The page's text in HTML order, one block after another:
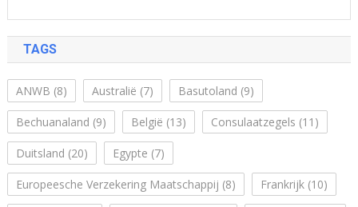
TAGS
ANWB (8) Australië (7) Basutoland (9)
Bechuanaland (9) België (13) Consulaatzegels (11)
Duitsland (20) Egypte (7)
Europeesche Verzekering Maatschappij (8) Frankrijk(10)